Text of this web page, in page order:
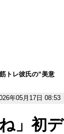
トレ彼氏の“美意
年05月17日 08:53
」初デ